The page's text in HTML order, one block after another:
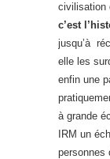
civilisation
c’est
jusqu’à
elle les
enfin une
à grande
IRM un
personnes